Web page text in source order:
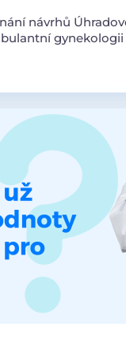
návrhů
gynekologii